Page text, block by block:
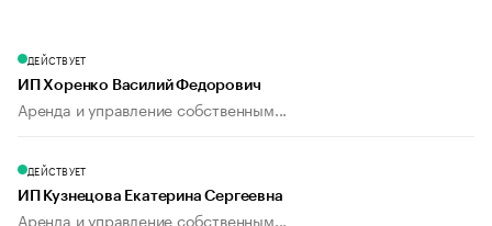
ДЕЙСТВУЕТ
ИП Хоренко Василий Федорович
Аренда и управление собственным...
ДЕЙСТВУЕТ
ИП Кузнецова Екатерина Сергеевна
Аренда и управление собственным...